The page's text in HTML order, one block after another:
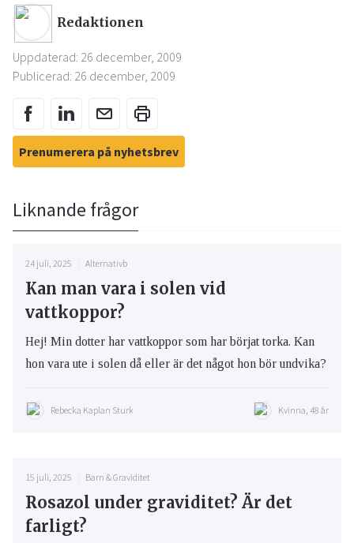
Redaktionen
Uppdaterad: 26 december, 2009
Publicerad: 26 december, 2009
Prenumerera på nyhetsbrev
Liknande frågor
24 juli, 2025 Alternativb
Kan man vara i solen vid
vattkoppor?
Hej! Min dotter har vattkoppor som har börjat torka. Kan
hon vara ute i solen då eller är det något hon bör undvika?
Rebecka Kaplan Sturk Kvinna, 48 år
15 juli, 2025 Barn & Graviditet
Rosazol under graviditet? Är det
farligt?